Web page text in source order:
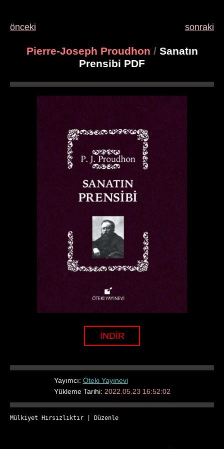
önceki sonraki
Pierre-Joseph Proudhon /Sanatın
Prensibi PDF
İNDİR
Yayımcı: Öteki Yayınevi
Yükleme Tarihi: 2022.05.23 16:52:02
Mülkiyet Hırsızlıktır Düzenle